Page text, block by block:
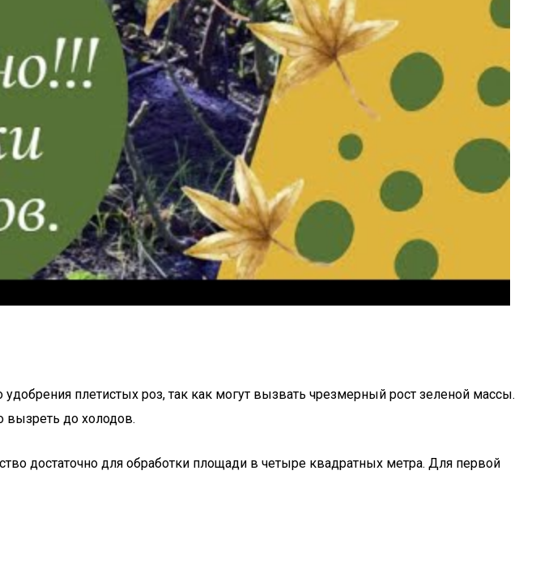
плетистых роз, так как могут вызвать чрезмерный рост зеленой массы.
до холодов.
достаточно для обработки площади в четыре квадратных метра. Для первой